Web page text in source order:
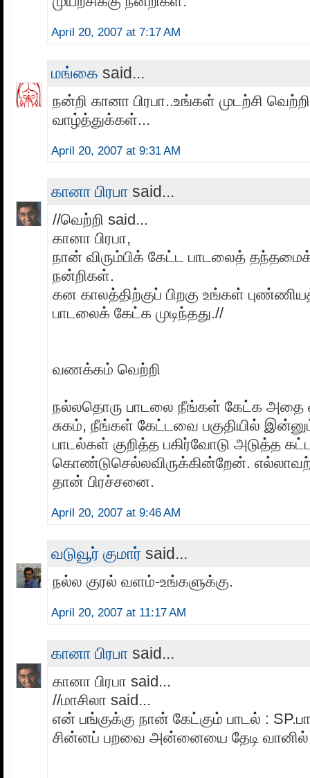
April 20, 2007 at 7:17 AM
மங்கை said...
நன்றி கானா பிரபா..உங்கள் முடற்சி
வாழ்த்துக்கள்...
April 20, 2007 at 9:31 AM
கானா பிரபா said...
//வெற்றி said...
கானா பிரபா,
நான் விரும்பிக் கேட்ட பாடலைத்
நன்றிகள்.
கன காலத்திற்குப் பிறகு உங்கள்
பாடலைக் கேட்க முடிந்தது.//
வணக்கம் வெற்றி
நல்லதொரு பாடலை நீங்கள் கேட்க அதை
சுகம், நீங்கள் கேட்டவை பகுதியில்
பாடல்கள் குறித்த பகிர்வோடு அடுத்த
கொண்டுசெல்லவிருக்கின்றேன்.
தான் பிரச்சனை.
April 20, 2007 at 9:46 AM
வடுவூர் குமார் said...
நல்ல குரல் வளம்-உங்களுக்கு.
April 20, 2007 at 11:17 AM
கானா பிரபா said...
கானா பிரபா said...
//மாசிலா said...
என் பங்குக்கு நான் கேட்கும் பாடல் :
சின்னப் பறவை அன்னையை தேடி வானில்